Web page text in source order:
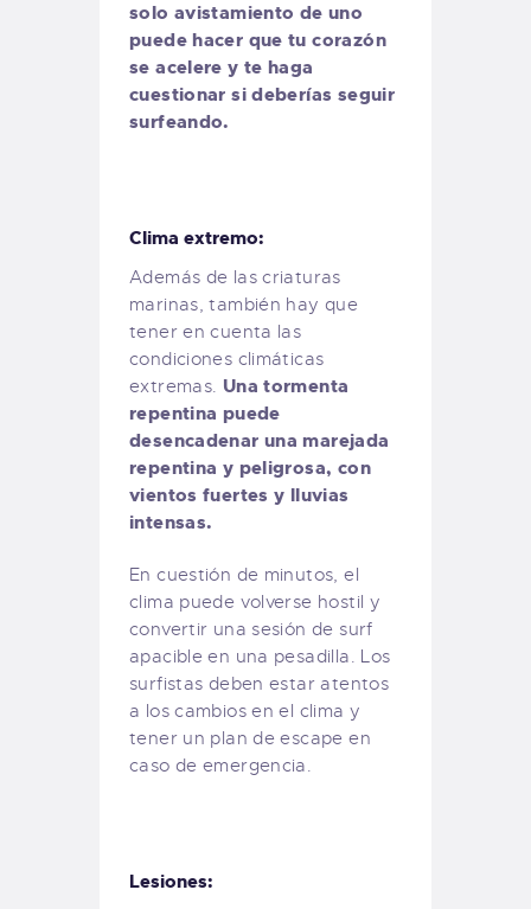
solo avistamiento de uno
puede hacer que tu corazón
se acelere y te haga
cuestionar si deberías seguir
surfeando.
Clima extremo:
Además de las criaturas
marinas, también hay que
tener en cuenta las
condiciones climáticas
extremas. Una tormenta
repentina puede
desencadenar una marejada
repentina y peligrosa, con
vientos fuertes y lluvias
intensas.
En cuestión de minutos, el
clima puede volverse hostil y
convertir una sesión de surf
apacible en una pesadilla. Los
surfistas deben estar atentos
a los cambios en el clima y
tener un plan de escape en
caso de emergencia.
Lesiones: